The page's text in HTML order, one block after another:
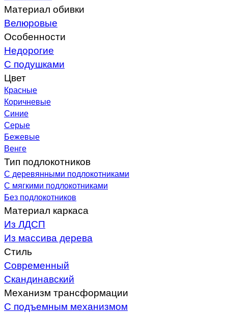
Материал обивки
Велюровые
Особенности
Недорогие
С подушками
Цвет
Красные
Коричневые
Синие
Серые
Бежевые
Венге
Тип подлокотников
С деревянными подлокотниками
С мягкими подлокотниками
Без подлокотников
Материал каркаса
Из ЛДСП
Из массива дерева
Стиль
Современный
Скандинавский
Механизм трансформации
С подъемным механизмом